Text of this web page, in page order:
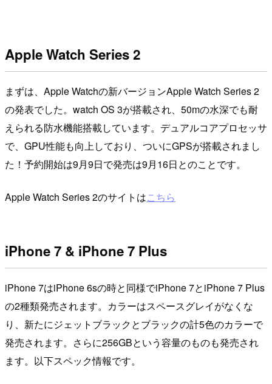
Apple Watch Series 2
まずは、Apple Watchの新バージョンApple Watch Series 2
の発表でした。watch OS 3が搭載され、50mの水深でも耐
えられる防水機能搭載しています。デュアルコアプロセッサ
で、GPU性能も向上しており、ついにGPSが搭載されまし
た！予約開始は9月9日で発売は9月16日とのことです。
Apple Watch Series 2のサイトはこちら
iPhone 7 & iPhone 7 Plus
iPhone 7はiPhone 6sの時と同様でiPhone 7とiPhone 7 Plus
の2種類発売されます。カラーはスペースグレイがなくな
り、新たにジェットブラックとブラックの計5色のカラーで
発売されます。さらに256GBという容量のものも発売され
ます。以下スペック情報です。